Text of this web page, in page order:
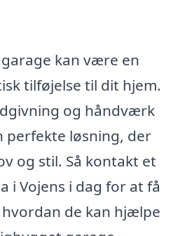
kan være en
tilføjelse til dit hjem.
og håndværk
perfekte løsning, der
og stil. Så kontakt et
i Vojens i dag for at få
de kan hjælpe